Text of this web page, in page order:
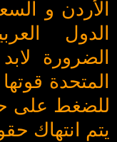
الأردن و
الدول
الضرورة
المتحدة
للضغط على
يتم انتهاك